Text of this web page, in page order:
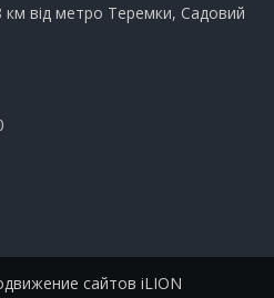
від метро Теремки, Садовий
сайтов iLION